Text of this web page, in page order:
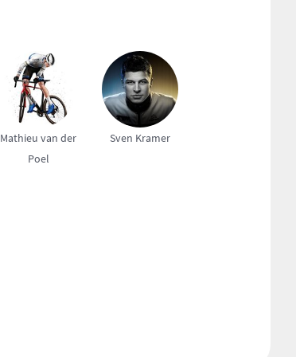
Mathieu van der
Poel
Sven Kramer